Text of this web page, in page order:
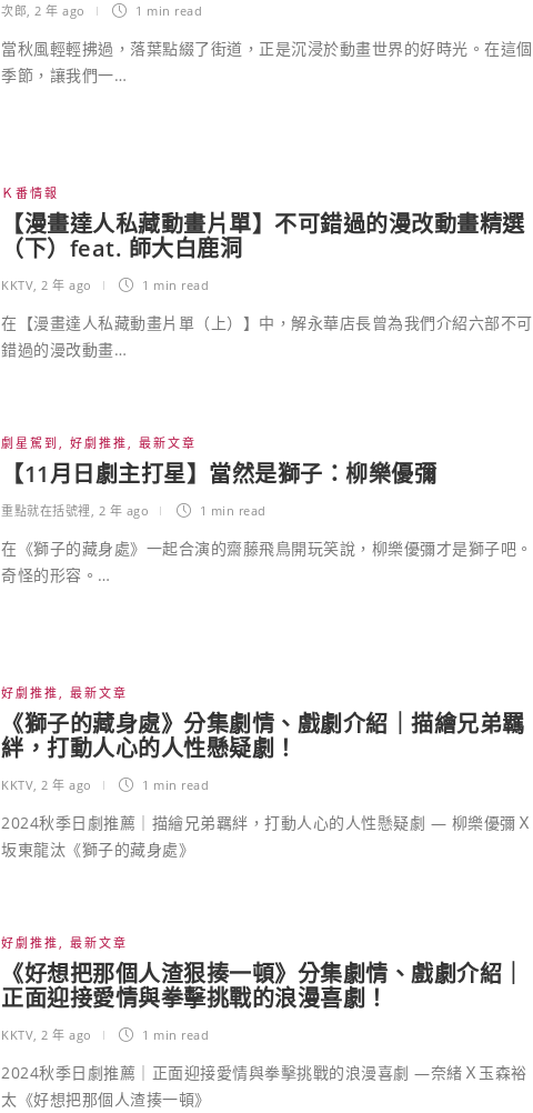
次郎 2 年 ago 1 min read
當秋風輕輕拂過，落葉點綴了街道，正是沉浸於動畫世界的好時光。在這個
季節，讓我們一…
Ｋ番情報
【漫畫達人私藏動畫片單】不可錯過的漫改動畫精選
（下）feat. 師大白鹿洞
KKTV 2 年 ago 1 min read
在【漫畫達人私藏動畫片單（上）】中，解永華店長曾為我們介紹六部不可
錯過的漫改動畫…
劇星駕到 好劇推推 最新文章
【11月日劇主打星】當然是獅子：柳樂優彌
重點就在括號裡 2 年 ago 1 min read
在《獅子的藏身處》一起合演的齋藤飛鳥開玩笑說，柳樂優彌才是獅子吧。
奇怪的形容。…
好劇推推 最新文章
《獅子的藏身處》分集劇情、戲劇介紹｜描繪兄弟羈
絆，打動人心的人性懸疑劇！
KKTV 2 年 ago 1 min read
2024秋季日劇推薦｜描繪兄弟羈絆，打動人心的人性懸疑劇 — 柳樂優彌Ｘ
坂東龍汰《獅子的藏身處》
好劇推推 最新文章
《好想把那個人渣狠揍一頓》分集劇情、戲劇介紹｜
正面迎接愛情與拳擊挑戰的浪漫喜劇！
KKTV 2 年 ago 1 min read
2024秋季日劇推薦｜正面迎接愛情與拳擊挑戰的浪漫喜劇 —奈緒Ｘ玉森裕
太《好想把那個人渣揍一頓》